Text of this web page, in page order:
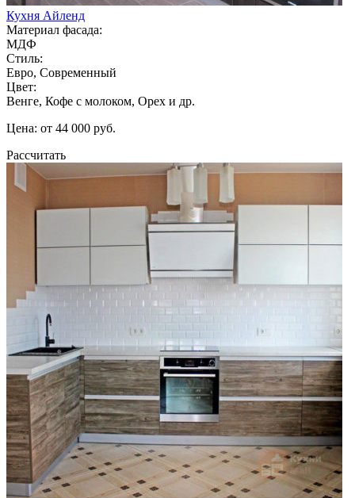
Кухня Айленд
Материал фасада:
МДФ
Стиль:
Евро, Современный
Цвет:
Венге, Кофе с молоком, Орех и др.
Цена: от 44 000 руб.
Рассчитать